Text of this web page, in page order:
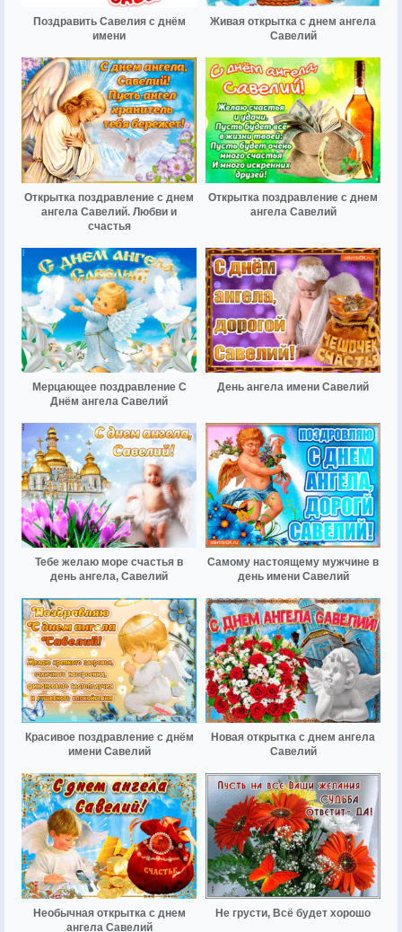
Поздравить Савелия с днём
имени
Живая открытка с днем ангела
Савелий
Открытка поздравление с днем
ангела Савелий. Любви и
счастья
Открытка поздравление с днем
ангела Савелий
Мерцающее поздравление С
Днём ангела Савелий
День ангела имени Савелий
Тебе желаю море счастья в
день ангела, Савелий
Самому настоящему мужчине в
день имени Савелий
Красивое поздравление с днём
имени Савелий
Новая открытка с днем ангела
Савелий
Необычная открытка с днем
ангела Савелий
Не грусти, Всё будет хорошо